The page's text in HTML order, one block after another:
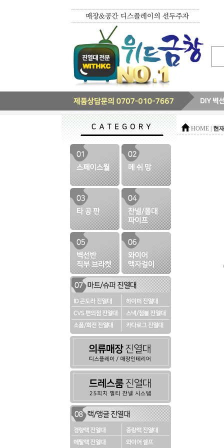
HOME | 현